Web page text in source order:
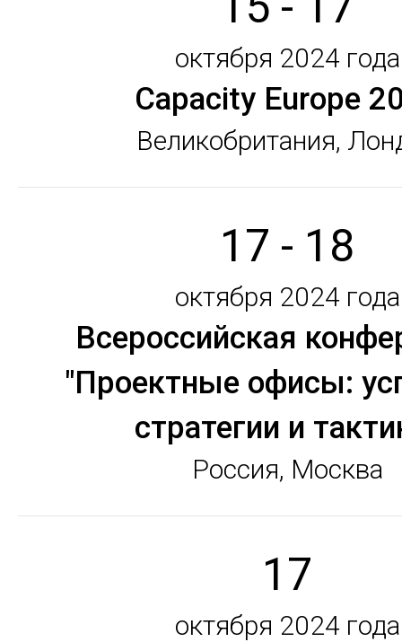
октября 2024 года
Capacity Europe
Великобритания,
17 - 18
октября 2024 года
Всероссийская
"Проектные офисы:
стратегии и
Россия, Москва
17
октября 2024 года